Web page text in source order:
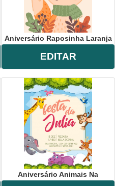
Aniversário Raposinha Laranja
EDITAR
Aniversário Animais Na